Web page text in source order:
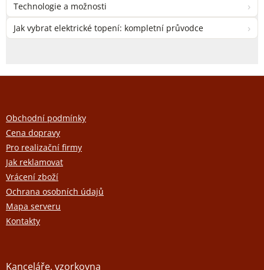
Technologie a možnosti
›
Jak vybrat elektrické topení: kompletní průvodce ›
Z
aObchodní podmínky
Cena dopravy
Pro realizační firmy
Jak reklamovat
Vrácení zboží
Ochrana osobních údajů
Mapa serveru
Kontakty
Kanceláře, vzorkovna